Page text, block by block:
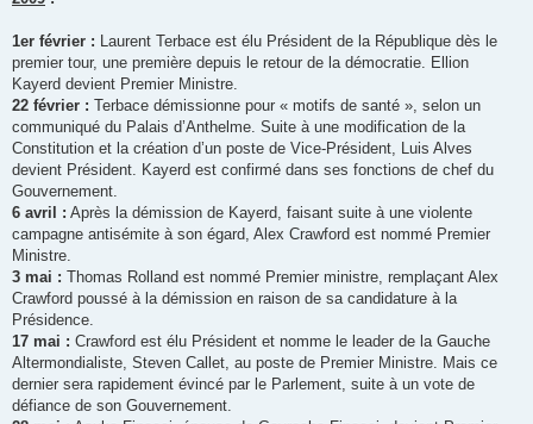
1er février : Laurent Terbace est élu Président de la République dès le
premier tour, une première depuis le retour de la démocratie. Ellion
Kayerd devient Premier Ministre.
22 février : Terbace démissionne pour « motifs de santé », selon un
communiqué du Palais d’Anthelme. Suite à une modification de la
Constitution et la création d’un poste de Vice-Président, Luis Alves
devient Président. Kayerd est confirmé dans ses fonctions de chef du
Gouvernement.
6 avril : Après la démission de Kayerd, faisant suite à une violente
campagne antisémite à son égard, Alex Crawford est nommé Premier
Ministre.
3 mai : Thomas Rolland est nommé Premier ministre, remplaçant Alex
Crawford poussé à la démission en raison de sa candidature à la
Présidence.
17 mai : Crawford est élu Président et nomme le leader de la Gauche
Altermondialiste, Steven Callet, au poste de Premier Ministre. Mais ce
dernier sera rapidement évincé par le Parlement, suite à un vote de
défiance de son Gouvernement.